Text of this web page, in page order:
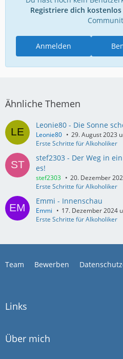
Registriere dich kostenlos
Anmelden
Ähnliche Themen
Leonie80 - Die Sonne
Leonie80
29. August 2023
Erste Schritte für Alkoholiker
stef2303 - Der Weg in
es!
stef2303
20. Dezember
Erste Schritte für Alkoholiker
Emmi - Innenschau
Emmi
17. Dezember 2024
Erste Schritte für Alkoholiker
Team Bewerben
Links
Über mich